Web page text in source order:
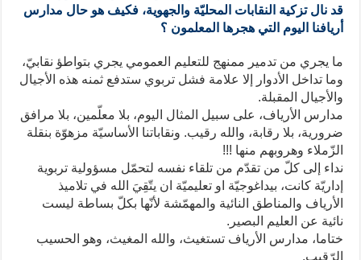
قد نال تزكية النقابات المحليّة والجهوية، فكيف هو حال مدارس
أريافنا اليوم التي هجرها المعلمون ؟
ما يجري من تدمير ممنهج للتعليم العمومي يجري بتواطؤ نقابيّ،
وما تداخل الأدوار إلا علامة فشل تربوي ستدفع ثمنه هذه الأجيال
والأجيال المقبلة.
مدارس الأرياف، على سبيل المثال اليوم، بلا معلّمين، بلا مرافق
ضرورية، بلا رقابة، والله رقيب. ونقاباتنا الأساسيّة مزهوّة بنقلة
الزّملاء وهروبهم منها !!!
نداء إلى كلّ من تقدّم من تلقاء نفسه لتحمّل مسؤولية تربوية
إداريّة كانت، بيداغوجيّة او تعليميّة ان يتّقِيَ الله في تلاميذ
الأرياف والمناطق النائية والمهمّشة لأنّها بكلّ بساطة ليست
نائية عن العليم البصير.
ختاما، مدارس الأرياف تستغيث، والله المغيث، وهو الحسيب
الرّقيب.